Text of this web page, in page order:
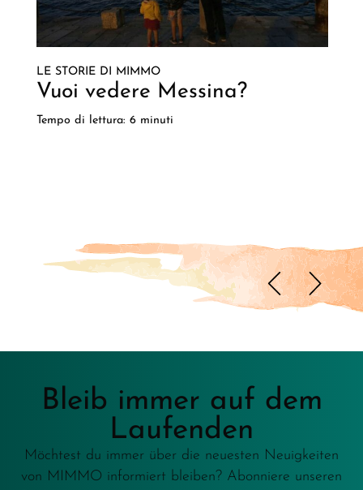
LE STORIE DI MIMMO
Vuoi vedere Messina?
Tempo di lettura: 6 minuti
Bleib immer auf dem
Laufenden
Möchtest du immer über die neuesten Neuigkeiten
von MIMMO informiert bleiben? Abonniere unseren